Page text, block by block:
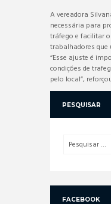
A vereadora
necessária para
tráfego e facilitar
trabalhadores
“Esse ajuste é
condições de
pelo local”,
PESQUISAR
FACEBOOK